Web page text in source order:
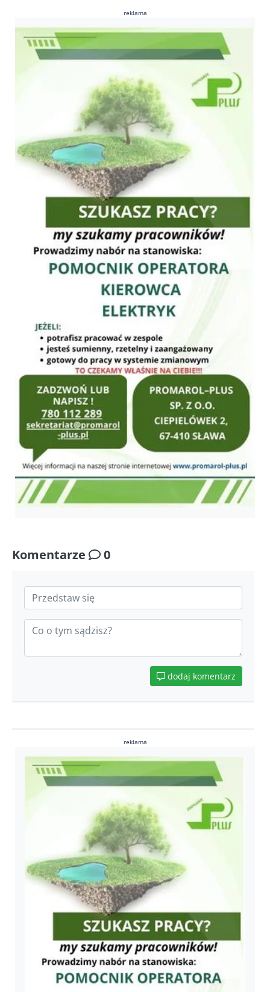
reklama
Komentarze 0
dodaj komentarz
reklama